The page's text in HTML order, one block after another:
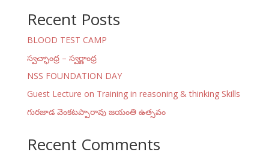
Recent Posts
BLOOD TEST CAMP
స్వచ్ఛాంధ్ర – స్వర్ణాంధ్ర
NSS FOUNDATION DAY
Guest Lecture on Training in reasoning & thinking Skills
గురజాడ వెంకటప్పారావు జయంతి ఉత్సవం
Recent Comments